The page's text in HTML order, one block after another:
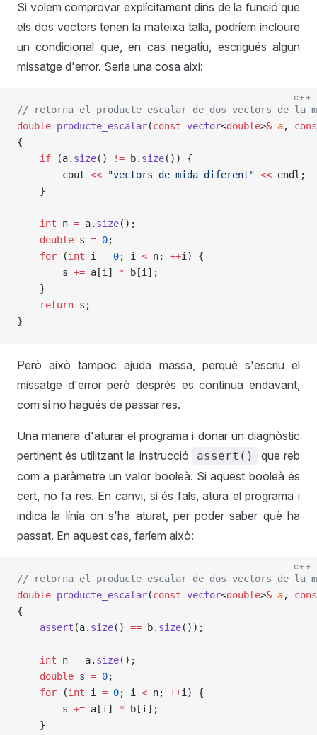
Si volem comprovar explícitament dins de la funció que
els dos vectors tenen la mateixa talla, podríem incloure
un condicional que, en cas negatiu, escrigués algun
missatge d'error. Seria una cosa així:
c++
// retorna el producte escalar de dos vectors de la
double producte_escalar(const vector<double>& a,
{
    if
(a. size() != b. size()) {
        cout
<< "vectors de mida diferent" << endl;
    }
    int
n = a. size();
	double
s = 0;
	for
(int i = 0; i < n; ++i) {
		s
+= a[i] * b[i];
	}
	return
s;
}
Però això tampoc ajuda massa, perquè s'escriu el
missatge d'error però després es continua endavant,
com si no hagués de passar res.
Una manera d'aturar el programa i donar un diagnòstic
pertinent és utilitzant la instrucció
assert()
que reb
com a paràmetre un valor booleà. Si aquest booleà és
cert, no fa res. En canvi, si és fals, atura el programa i
indica la línia on s'ha aturat, per poder saber què ha
passat. En aquest cas, faríem això:
c++
// retorna el producte escalar de dos vectors de la
double producte_escalar(const vector<double>& a,
{
    assert
(a. size() == b. size());
    int
n = a. size();
	double
s = 0;
	for
(int i = 0; i < n; ++i) {
		s
+= a[i] * b[i];
	}